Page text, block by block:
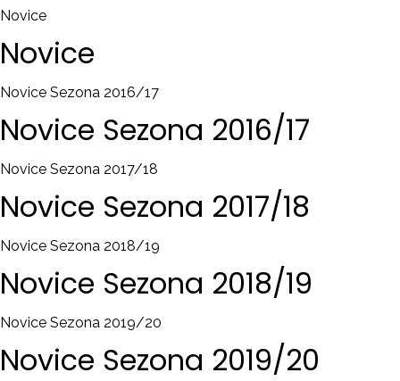
Novice
Novice
Novice Sezona 2016/17
Novice Sezona 2016/17
Novice Sezona 2017/18
Novice Sezona 2017/18
Novice Sezona 2018/19
Novice Sezona 2018/19
Novice Sezona 2019/20
Novice Sezona 2019/20